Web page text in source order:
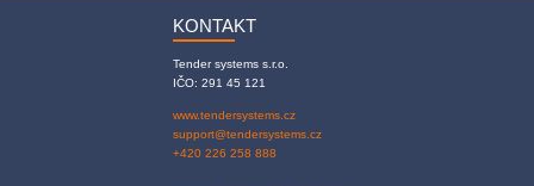
KONTAKT
Tender systems s.r.o.
IČO: 291 45 121
www.tendersystems.cz
support@tendersystems.cz
+420 226 258 888